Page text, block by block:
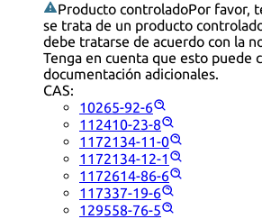
Producto controladoPor favor,
se trata de un producto
debe tratarse de acuerdo con la
Tenga en cuenta que esto puede
documentación adicionales.
CAS:
10265-92-6
112410-23-8
1172134-11-0
1172134-12-1
1172614-86-6
117337-19-6
129558-76-5